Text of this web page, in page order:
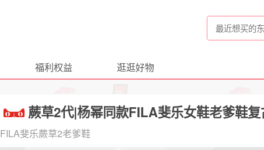
福利权益 逛逛好物
蕨草2代|杨幂同款FILA斐乐女鞋老爹鞋
FILA斐乐蕨草2老爹鞋